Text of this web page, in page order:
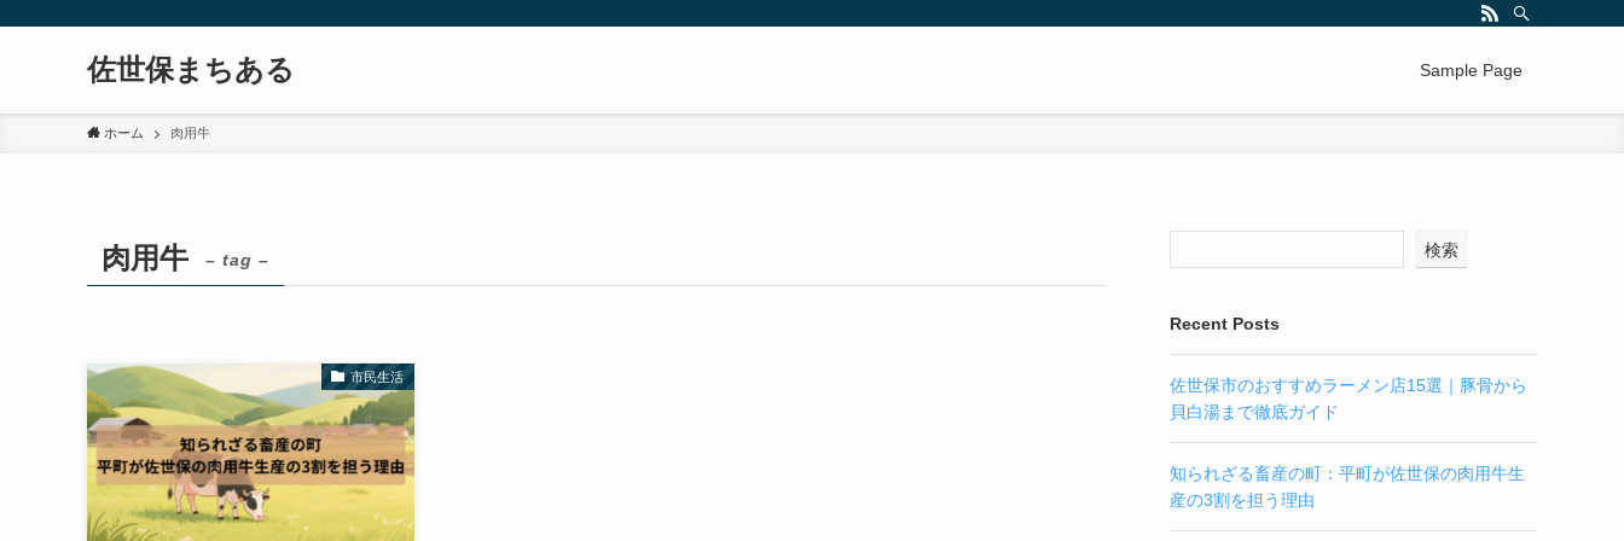
佐世保まちある Sample Page
ホーム 肉用牛
肉用牛 – tag –
市民生活
検索
Recent Posts
佐世保市のおすすめラーメン店15選｜豚骨から
貝白湯まで徹底ガイド
知られざる畜産の町：平町が佐世保の肉用牛生
産の3割を担う理由